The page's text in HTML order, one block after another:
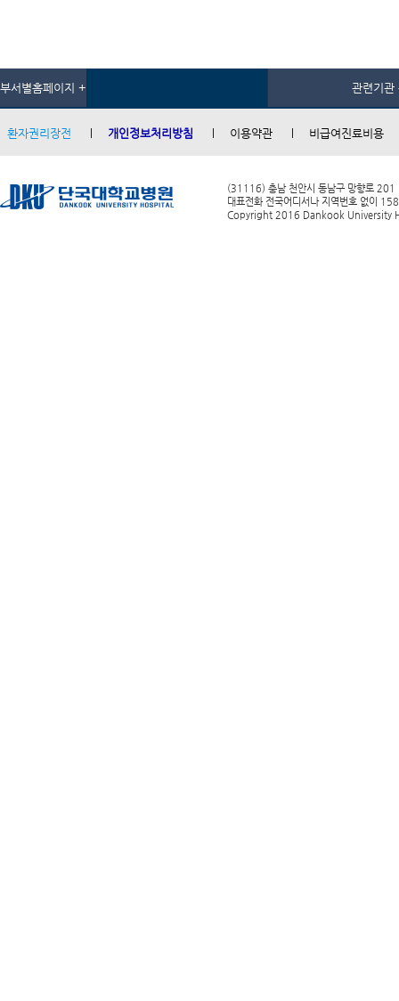
부서별홈페이지 + 관련기관
환자권리장전 개인정보처리방침 이용약관 비급여진료비용
(31116) 충남 천안시 동남구 망향로 201
대표전화 전국어디서나 지역번호 없이
Copyright 2016 Dankook University